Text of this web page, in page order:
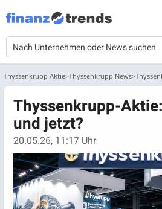
Thyssenkrupp Aktie Thyssenkrupp News
Thyssenkrupp-
und jetzt?
20.05.26, 11:17 Uhr